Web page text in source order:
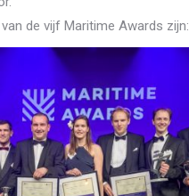
de vijf Maritime Awards zijn: